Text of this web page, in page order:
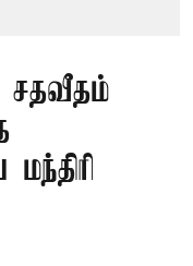
சதவீதம்